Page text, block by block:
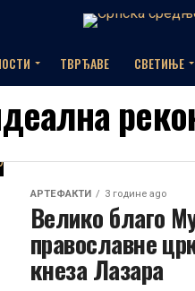
ТВРЂАВЕ СВЕТИЊЕ
АРТЕФАКТИ 3 године ago
Велико благо
православне
кнеза Лазара